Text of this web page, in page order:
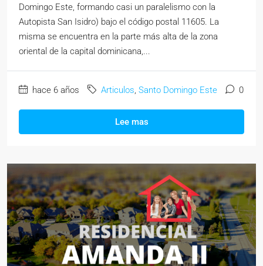
Domingo Este, formando casi un paralelismo con la
Autopista San Isidro) bajo el código postal 11605. La
misma se encuentra en la parte más alta de la zona
oriental de la capital dominicana,...
hace 6 años Articulos, Santo Domingo Este 0
Lee mas